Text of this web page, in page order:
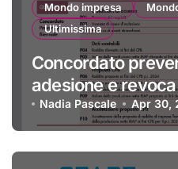
Mondo impresa
Ultimissima
Concordato
adesione e
Nadia Pascale Apr 30,